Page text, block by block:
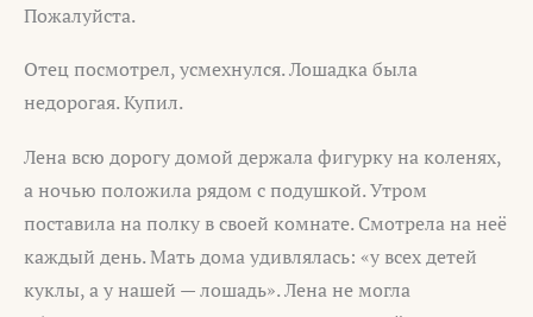
Пожалуйста.
Отец посмотрел, усмехнулся. Лошадка была
недорогая. Купил.
Лена всю дорогу домой держала фигурку на коленях,
а ночью положила рядом с подушкой. Утром
поставила на полку в своей комнате. Смотрела на неё
каждый день. Мать дома удивлялась: «у всех детей
куклы, а у нашей — лошадь». Лена не могла